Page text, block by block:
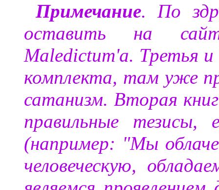
Примечание. По
оставить на
Maledictum'а. Третья
комплекта, там уже
сатанизм. Вторая
правильные тезисы,
(например: "Мы
человеческую,